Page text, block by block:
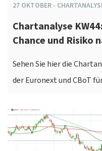
27 OKTOBER -
Chartanalyse
Chance und Risiko
Sehen Sie hier die
der Euronext und CBoT